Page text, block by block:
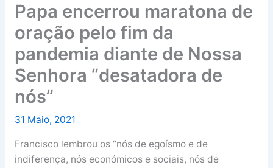
Papa encerrou maratona de
oração pelo fim da
pandemia diante de Nossa
Senhora “desatadora de
nós”
31 Maio, 2021
Francisco lembrou os “nós de egoísmo e de
indiferença, nós económicos e sociais, nós de